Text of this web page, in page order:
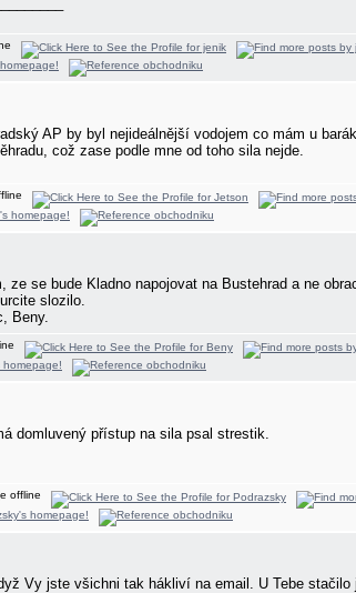
AP by byl nejideálnější vodojem co mám u
což zase podle mne od toho sila nejde.
ze se bude Kladno napojovat na Bustehrad a ne
slozilo.
Beny.
domluvený přístup na sila psal strestik.
Vy jste všichni tak hákliví na email. U Tebe